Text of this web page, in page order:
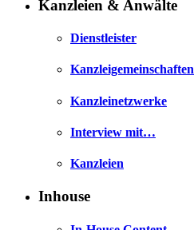
Kanzleien & Anwälte
Dienstleister
Kanzleigemeinschaften
Kanzleinetzwerke
Interview mit…
Kanzleien
Inhouse